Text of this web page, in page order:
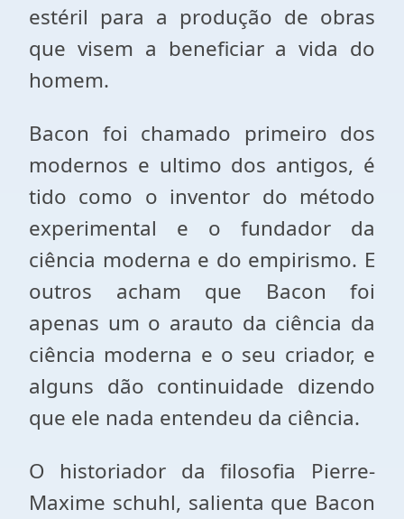
estéril para a produção de obras
que visem a beneficiar a vida do
homem.
Bacon foi chamado primeiro dos
modernos e ultimo dos antigos, é
tido como o inventor do método
experimental e o fundador da
ciência moderna e do empirismo. E
outros acham que Bacon foi
apenas um o arauto da ciência da
ciência moderna e o seu criador, e
alguns dão continuidade dizendo
que ele nada entendeu da ciência.
O historiador da filosofia Pierre-
Maxime schuhl, salienta que Bacon